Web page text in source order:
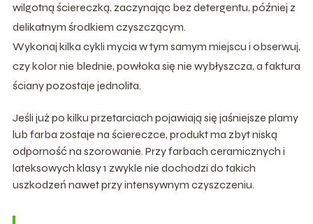
wilgotną ściereczką, zaczynając bez detergentu, później z
delikatnym środkiem czyszczącym.
Wykonaj kilka cykli mycia w tym samym miejscu i obserwuj,
czy kolor nie blednie, powłoka się nie wybłyszcza, a faktura
ściany pozostaje jednolita.
Jeśli już po kilku przetarciach pojawiają się jaśniejsze plamy
lub farba zostaje na ściereczce, produkt ma zbyt niską
odporność na szorowanie. Przy farbach ceramicznych i
lateksowych klasy 1 zwykle nie dochodzi do takich
uszkodzeń nawet przy intensywnym czyszczeniu.